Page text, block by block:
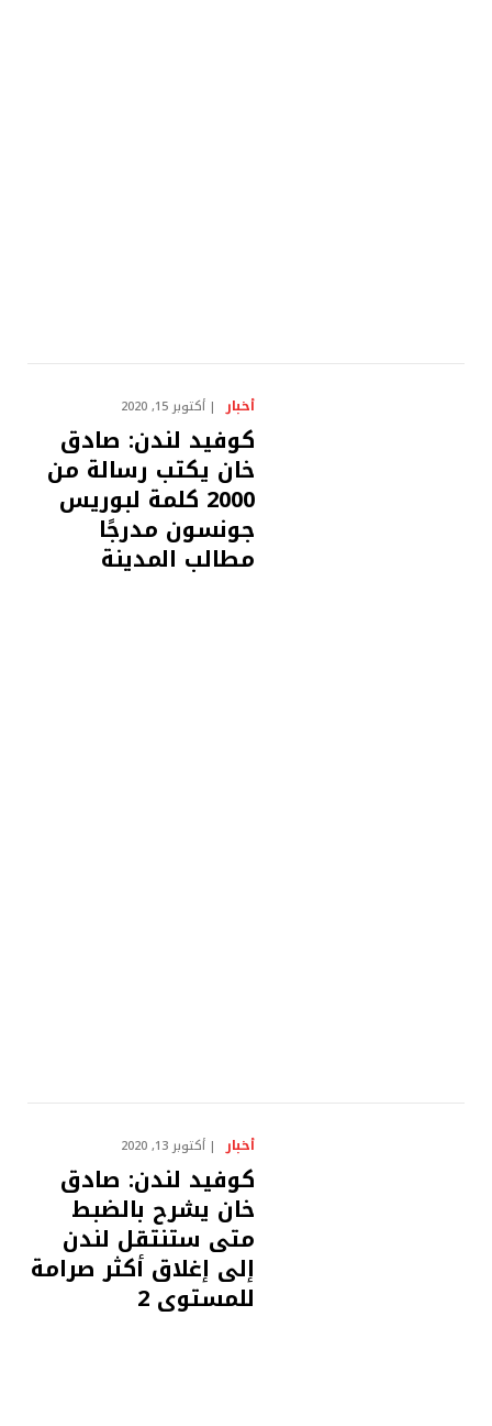
أخبار أكتوبر 15, 2020
كوفيد لندن: صادق
خان يكتب رسالة من
2000 كلمة لبوريس
جونسون مدرجًا
مطالب المدينة
أخبار أكتوبر 13, 2020
كوفيد لندن: صادق
خان يشرح بالضبط
متى ستنتقل لندن
إلى إغلاق أكثر صرامة
للمستوى 2